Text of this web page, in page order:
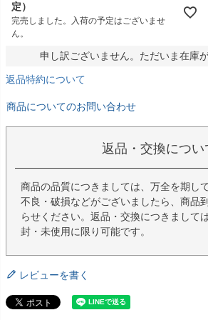
定）
完売しました。入荷の予定はございませ
ん。
申し訳ございません。ただいま在庫
返品特約について
商品についてのお問い合わせ
返品・交換につい
商品の品質につきましては、万全を期し
不良・破損などがございましたら、商品
らせください。返品・交換につきまして
封・未使用に限り可能です。
レビューを書く